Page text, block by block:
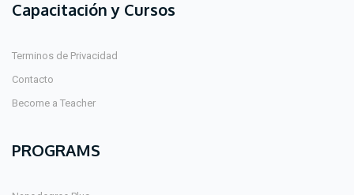
Capacitación y Cursos
Terminos de Privacidad
Contacto
Become a Teacher
PROGRAMS